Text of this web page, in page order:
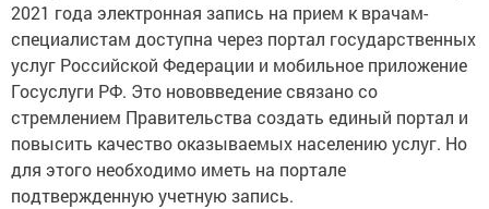
2021 года электронная запись на прием к врачам-
специалистам доступна через портал государственных
услуг Российской Федерации и мобильное приложение
Госуслуги РФ. Это нововведение связано со
стремлением Правительства создать единый портал и
повысить качество оказываемых населению услуг. Но
для этого необходимо иметь на портале
подтвержденную учетную запись.